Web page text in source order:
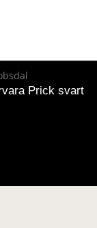
Prick svart